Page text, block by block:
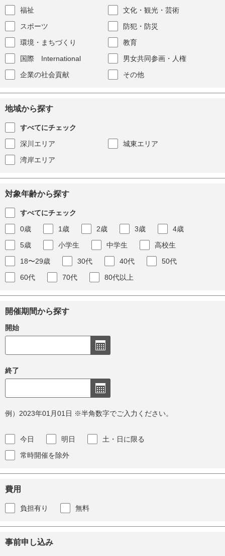
福祉
文化・観光・芸術
スポーツ
防犯・防災
環境・まちづくり
教育
国際 International
男女共同参画・人権
企業の社会貢献
その他
地域から探す
すべてにチェック
深川エリア
城東エリア
湾岸エリア
対象年齢から探す
すべてにチェック
0歳
1歳 2歳 3歳
4歳
5歳
小学生 中学生
高校生
18〜29歳
30代 40代
50代
60代
70代 80代以上
開催期間から探す
開始
終了
例）2023年01月01日 ※半角数字でご入力ください。
今日 明日
土・日に限る
常時開催を除外
費用
負担有り 無料
事前申し込み